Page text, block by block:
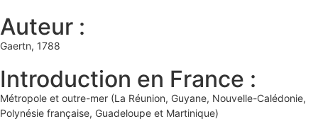
Auteur :
Gaertn, 1788
Introduction en France :
Métropole et outre-mer (La Réunion, Guyane, Nouvelle-Calédonie,
Polynésie française, Guadeloupe et Martinique)